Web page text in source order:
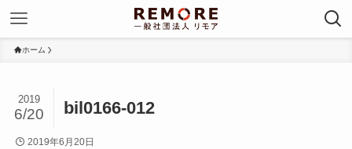
ホーム
bil0166-012
2019
6/20
2019年6月20日